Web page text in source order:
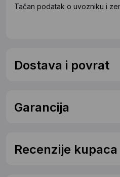
Tačan podatak o uvozniku i
Dostava i povrat
Garancija
Recenzije kupaca